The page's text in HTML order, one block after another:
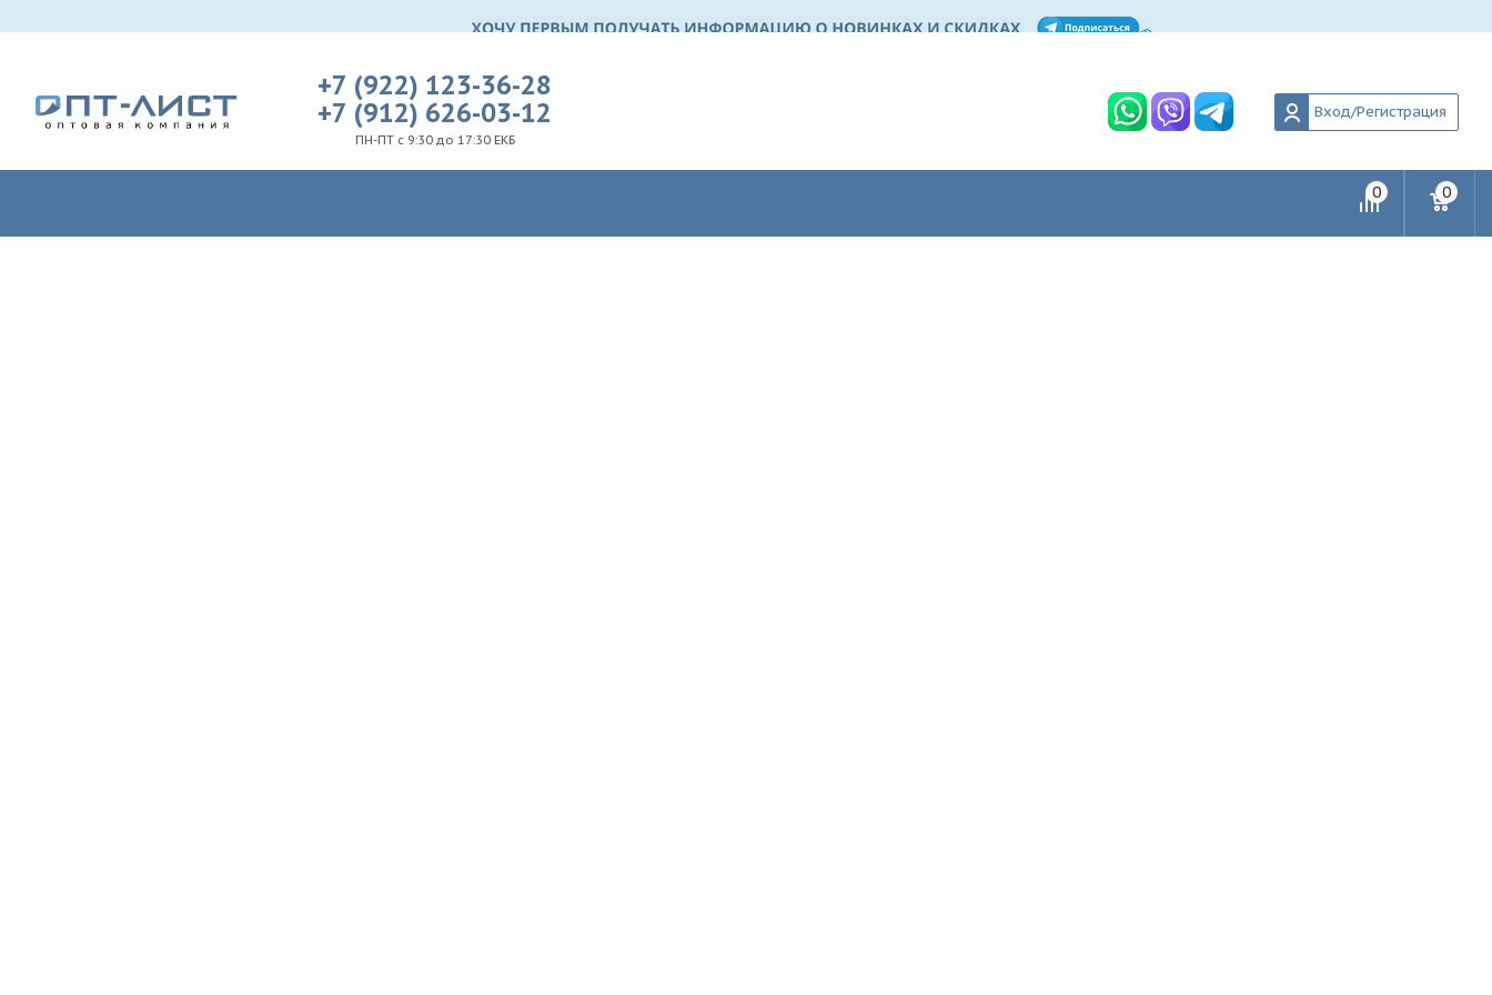
+7 (922) 123-36-28
+7 (912) 626-03-12
ПН-ПТ с 9:30 до 17:30 ЕКБ
Вход/Регистрация
0 0